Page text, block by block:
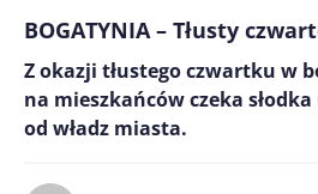
BOGATYNIA – Tłusty
Z okazji tłustego czwartku w
na mieszkańców czeka
od władz miasta.